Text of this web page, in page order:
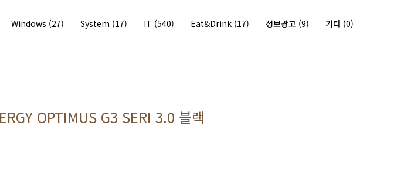
Windows (27) System (17) IT (540) Eat&Drink (17) 정보광고 (9) 기타 (0)
OPTIMUS G3 SERI 3.0 블랙